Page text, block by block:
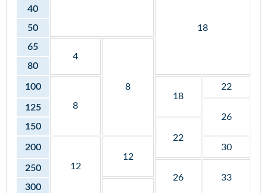
18
40
50
65
4
8
80
100
8
18
22
125
26
150
22
200
12
12
30
250
26
33
300